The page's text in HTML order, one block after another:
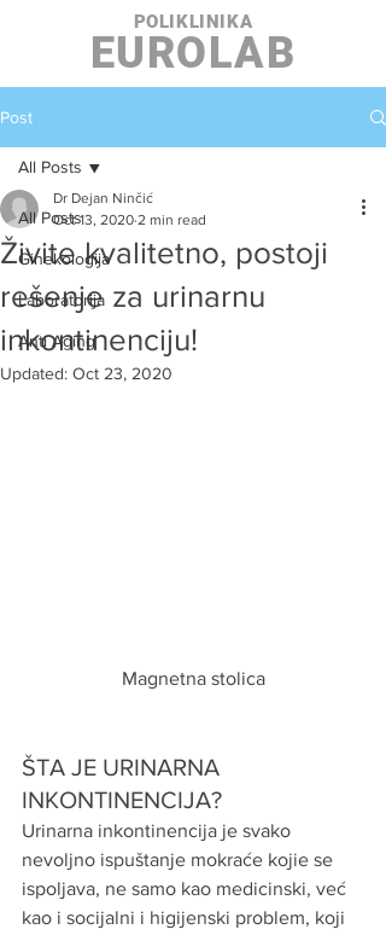
POLIKLINIKA
EUROLAB
Post
All Posts
Ginekologija
Laboratorija
Anti Aging
All Posts
Živite kvalitetno, postoji
rešenje za urinarnu
inkontinenciju!
Dr Dejan Ninčić
Oct 13, 2020 2 min read
Updated: Oct 23, 2020
Magnetna stolica
ŠTA JE URINARNA
INKONTINENCIJA?
Urinarna inkontinencija je svako
nevoljno ispuštanje mokraće kojie se
ispoljava, ne samo kao medicinski, već
kao i socijalni i higijenski problem, koji